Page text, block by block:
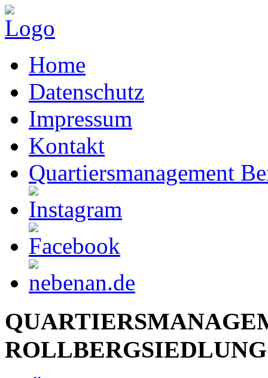
Home
Datenschutz
Impressum
Kontakt
Quartiersmanagement
ROLLBERGSIEDLUNG